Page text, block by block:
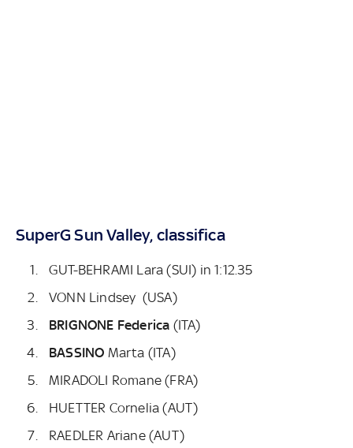
SuperG Sun Valley, classifica
GUT-BEHRAMI Lara (SUI) in 1:12.35
VONN Lindsey (USA)
BRIGNONE Federica (ITA)
BASSINO Marta (ITA)
MIRADOLI Romane (FRA)
HUETTER Cornelia (AUT)
RAEDLER Ariane (AUT)